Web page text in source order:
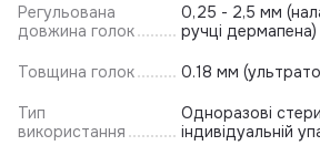
Регульована
довжина голок
0,25 - 2,5 мм
ручці дермапена)
Товщина голок 0.18 мм
Тип
використання
Одноразові
індивідуальній